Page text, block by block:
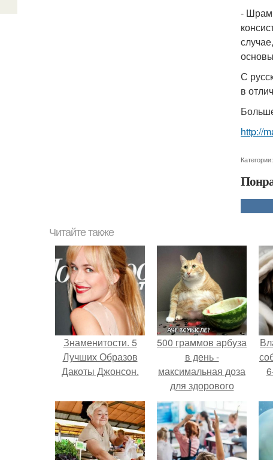
-
С
в
http://
Категории:
Читайте также
Знаменитости. 5
Лучших Образов
Дакоты Джонсон.
500 граммов арбуза
в день -
максимальная доза
для здорового
взрослого,
предупредили
врачи.